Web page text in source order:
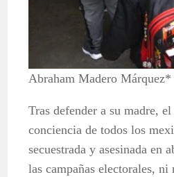
Abraham Madero Márquez*
Tras defender a su madre,
conciencia de todos los
secuestrada y asesinada
las campañas electorales, ni